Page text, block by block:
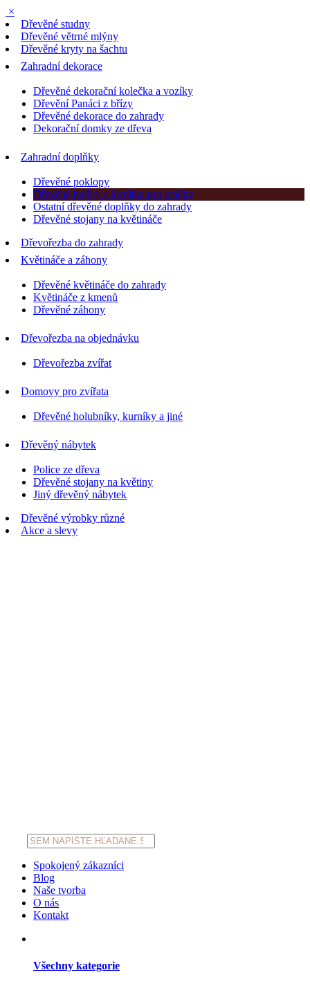
×
Dřevěné studny
Dřevěné větrné mlýny
Dřevěné kryty na šachtu
Zahradní dekorace
Dřevěné dekorační kolečka a vozíky
Dřevění Panáci z břízy
Dřevěné dekorace do zahrady
Dekorační domky ze dřeva
Zahradní doplňky
Dřevěné poklopy
Dřevěné budky a krmítka pro ptáčky
Ostatní dřevěné doplňky do zahrady
Dřevěné stojany na květináče
Dřevořezba do zahrady
Květináče a záhony
Dřevěné květináče do zahrady
Květináče z kmenů
Dřevěné záhony
Dřevořezba na objednávku
Dřevořezba zvířat
Domovy pro zvířata
Dřevěné holubníky, kurníky a jiné
Dřevěný nábytek
Police ze dřeva
Dřevěné stojany na květiny
Jiný dřevěný nábytek
Dřevěné výrobky různé
Akce a slevy
Products
search
Spokojený zákazníci
Blog
Naše tvorba
O nás
Kontakt
Všechny kategorie